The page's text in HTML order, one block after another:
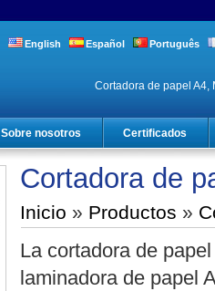
English Español Português
Cortadora de papel
Sobre nosotros Certificados
Cortadora de
Inicio » Productos »
La cortadora de
laminadora de papel